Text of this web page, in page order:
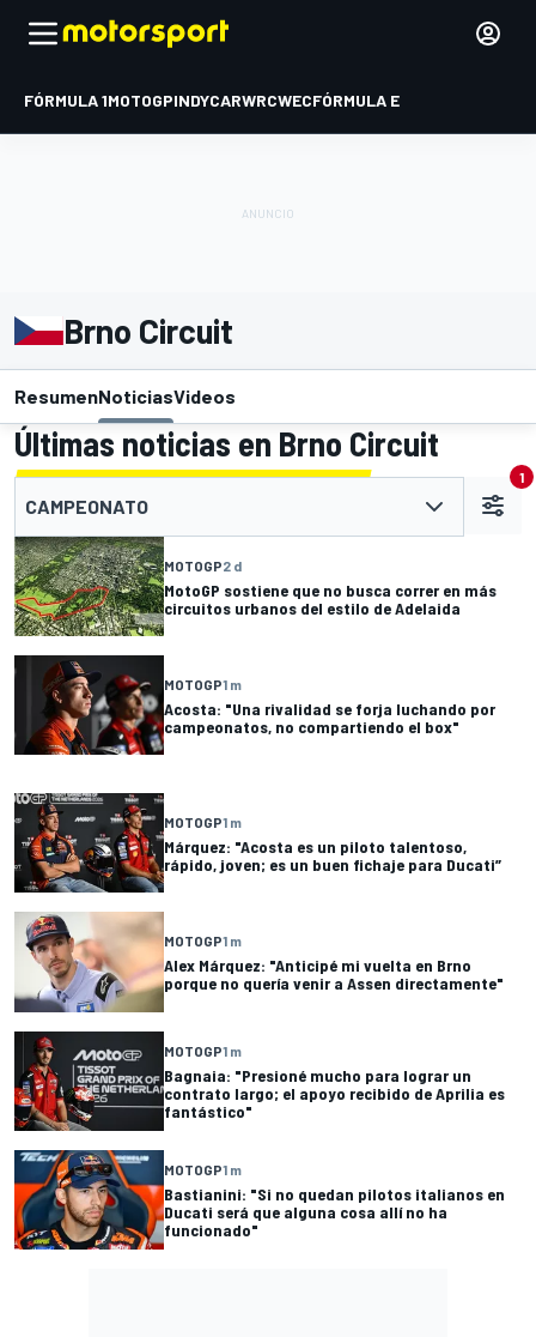
FÓRMULA 1MOTOGPINDYCARWRCWECFÓRMULA E
Brno Circuit
ResumenNoticiasVideos
Últimas noticias en Brno Circuit
CAMPEONATO
1
MOTOGP2 d
MotoGP sostiene que no busca correr en más
circuitos urbanos del estilo de Adelaida
MOTOGP1 m
Acosta: "Una rivalidad se forja luchando por
campeonatos, no compartiendo el box"
MOTOGP1 m
Márquez: "Acosta es un piloto talentoso,
rápido, joven; es un buen fichaje para Ducati”
MOTOGP1 m
Alex Márquez: "Anticipé mi vuelta en Brno
porque no quería venir a Assen directamente"
MOTOGP1 m
Bagnaia: "Presioné mucho para lograr un
contrato largo; el apoyo recibido de Aprilia es
fantástico"
MOTOGP1 m
Bastianini: "Si no quedan pilotos italianos en
Ducati será que alguna cosa allí no ha
funcionado"